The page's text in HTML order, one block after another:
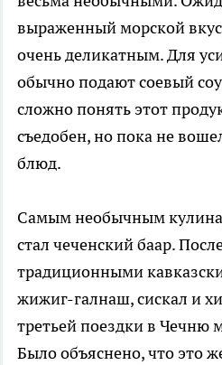
выраженный морской
очень деликатным. Для
обычно подают соевый
сложно понять этот
съедобен, но пока не
блюд.
Самым необычным
стал чеченский баар.
традиционными
жижиг-галнаш, сискал и
третьей поездки в Чечню
Было объяснено, что это